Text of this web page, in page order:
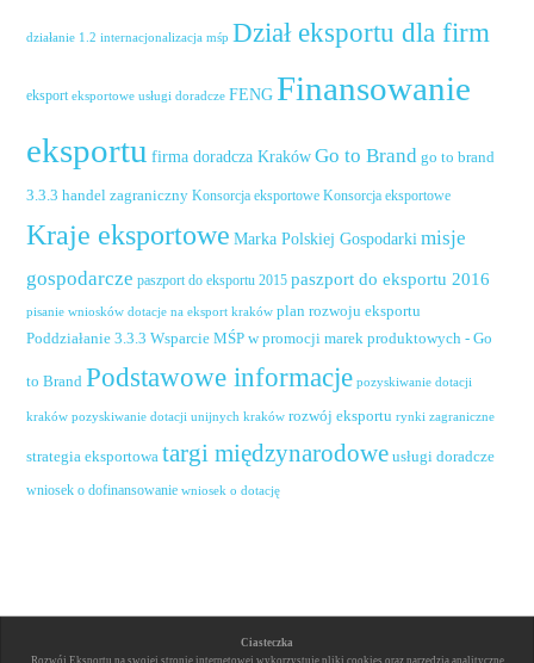
działanie 1.2 internacjonalizacja mśp Dział eksportu dla firm
eksport eksportowe usługi doradcze FENG Finansowanie
eksportu firma doradcza Kraków Go to Brand go to brand
3.3.3 handel zagraniczny Konsorcja eksportowe Konsorcja eksportowe
Kraje eksportowe Marka Polskiej Gospodarki misje
gospodarcze paszport do eksportu 2015 paszport do eksportu 2016
pisanie wniosków dotacje na eksport kraków plan rozwoju eksportu
Poddziałanie 3.3.3 Wsparcie MŚP w promocji marek produktowych - Go
to Brand Podstawowe informacje pozyskiwanie dotacji
kraków pozyskiwanie dotacji unijnych kraków rozwój eksportu rynki zagraniczne
strategia eksportowa targi międzynarodowe usługi doradcze
wniosek o dofinansowanie wniosek o dotację
Ciasteczka